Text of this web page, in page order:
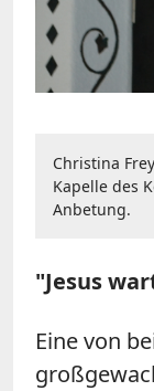
Christina
Kapelle des
Anbetung.
"Jesus
Eine von